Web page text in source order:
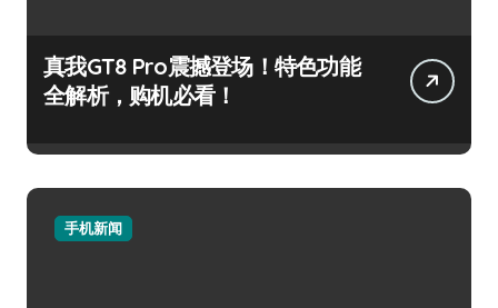
真我GT8 Pro震撼登场！特色功能
全解析，购机必看！
手机新闻